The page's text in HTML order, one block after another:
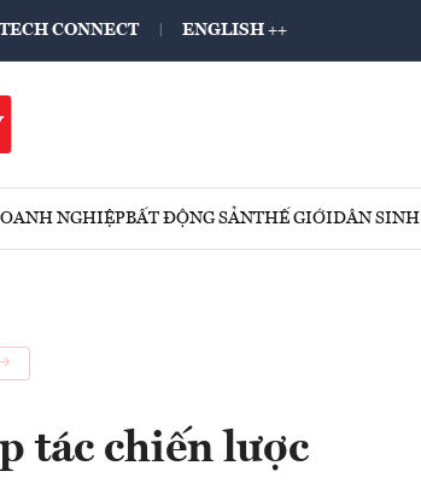
TECH CONNECT ENGLISH ++
NGHIỆPBẤT ĐỘNG SẢNTHẾ GIỚIDÂN SINH
tác chiến lược